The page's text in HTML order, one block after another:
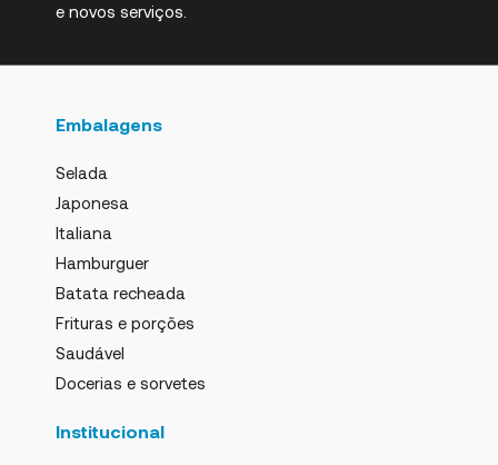
e novos serviços.
Embalagens
Selada
Japonesa
Italiana
Hamburguer
Batata recheada
Frituras e porções
Saudável
Docerias e sorvetes
Institucional